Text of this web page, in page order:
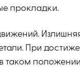
прокладки.
При